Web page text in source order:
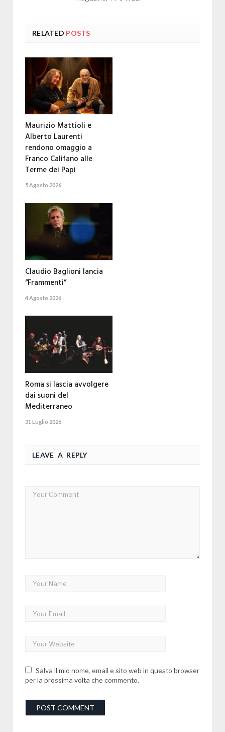
RELATED POSTS
Maurizio Mattioli e
Alberto Laurenti
rendono omaggio a
Franco Califano alle
Terme dei Papi
5 Agosto 2026
Claudio Baglioni lancia
“Frammenti”
4 Agosto 2026
Roma si lascia avvolgere
dai suoni del
Mediterraneo
31 Luglio 2026
LEAVE A REPLY
Salva il mio nome, email e sito web in questo browser
per la prossima volta che commento.